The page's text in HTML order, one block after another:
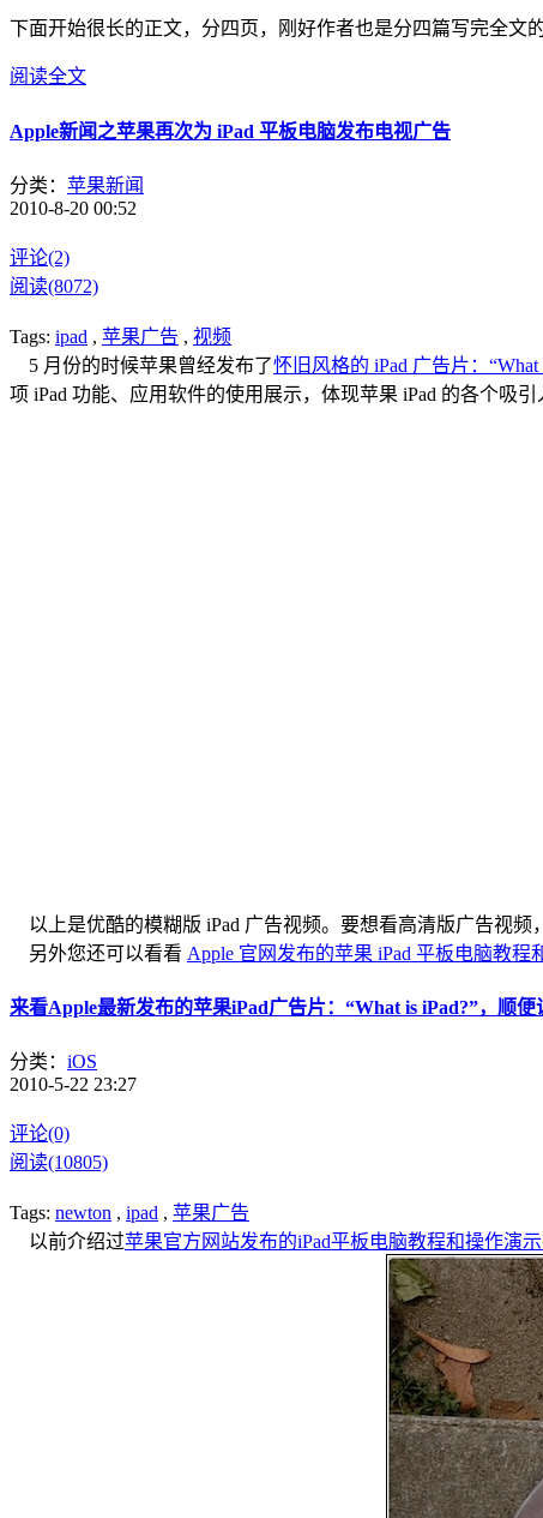
下面开始很长的正文，分四页，刚好作者也是分四篇写完全文的
阅读全文
Apple新闻之苹果再次为 iPad 平板电脑发布电视广告
分类： 苹果新闻
2010-8-20 00:52
评论(2)
阅读(8072)
Tags: ipad , 苹果广告 , 视频
5 月份的时候苹果曾经发布了怀旧风格的 iPad 广告片：“What
项 iPad 功能、应用软件的使用展示，体现苹果 iPad 的各个吸引
以上是优酷的模糊版 iPad 广告视频。要想看高清版广告视频
另外您还可以看看 Apple 官网发布的苹果 iPad 平板电脑教程
来看Apple最新发布的苹果iPad广告片：“What is iPad?”，顺
分类： iOS
2010-5-22 23:27
评论(0)
阅读(10805)
Tags: newton , ipad , 苹果广告
以前介绍过苹果官方网站发布的iPad平板电脑教程和操作演